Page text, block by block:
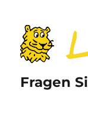
Fragen